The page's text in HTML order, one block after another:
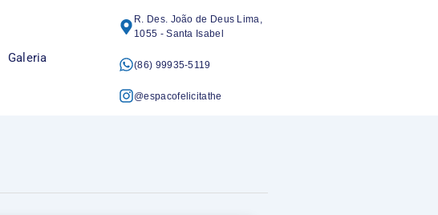
Galeria
R. Des. João de Deus Lima,
1055 - Santa Isabel
(86) 99935-5119
@espacofelicitathe